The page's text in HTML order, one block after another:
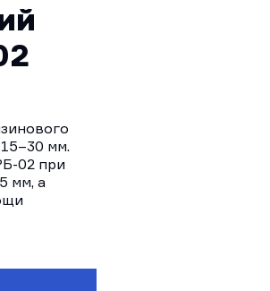
мм.
02 при
мм, а